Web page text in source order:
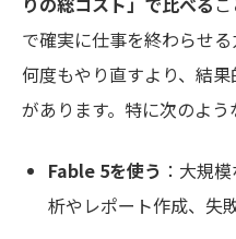
で確実に仕事を終わらせ
何度もやり直すより、結
があります。特に次のよう
Fable 5を使う ：大規
析やレポート作成、失